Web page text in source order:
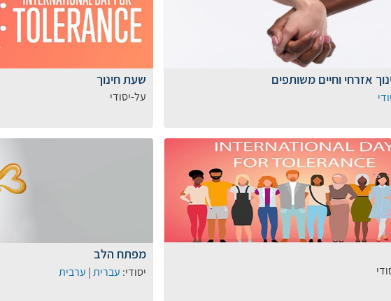
אזרחי וחיים משותפים שעת חינוך
על-יסודי
מפתח הלב
יסודי: עברית| ערבית